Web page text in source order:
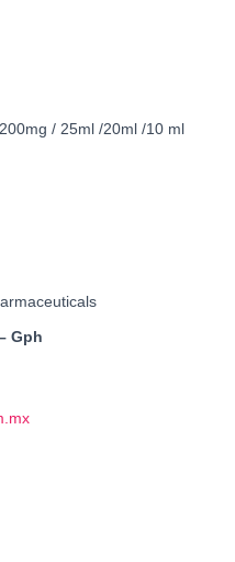
/ 25ml /20ml /10 ml
Gph